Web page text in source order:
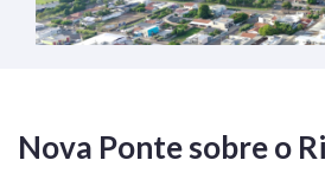
Nova Ponte sobre o